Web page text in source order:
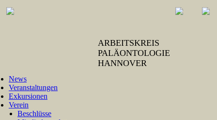
ARBEITSKREIS
PALÄONTOLOGIE
HANNOVER
News
Veranstaltungen
Exkursionen
Verein
Beschlüsse